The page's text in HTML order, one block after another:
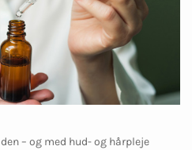
– og med hud- og hårpleje